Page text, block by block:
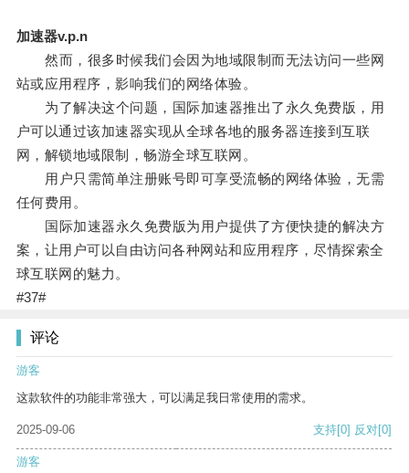
加速器v.p.n
然而，很多时候我们会因为地域限制而无法访问一些网
站或应用程序，影响我们的网络体验。
为了解决这个问题，国际加速器推出了永久免费版，用
户可以通过该加速器实现从全球各地的服务器连接到互联
网，解锁地域限制，畅游全球互联网。
用户只需简单注册账号即可享受流畅的网络体验，无需
任何费用。
国际加速器永久免费版为用户提供了方便快捷的解决方
案，让用户可以自由访问各种网站和应用程序，尽情探索全
球互联网的魅力。
#37#
评论
游客
这款软件的功能非常强大，可以满足我日常使用的需求。
2025-09-06 支持[0] 反对[0]
游客